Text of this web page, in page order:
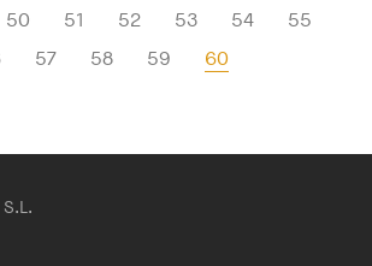
50 51 52 53 54
55
57 58 59 60